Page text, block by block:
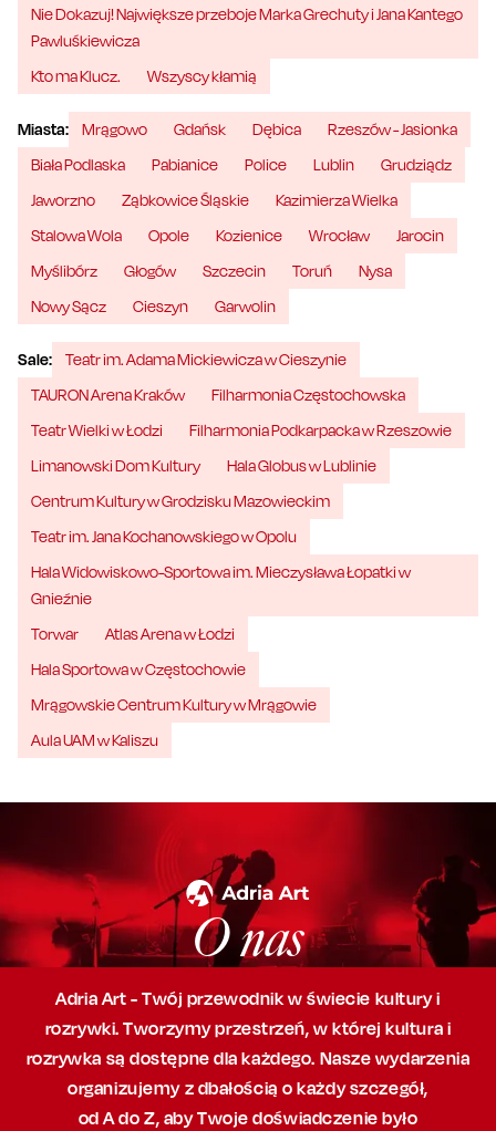
Nie Dokazuj! Największe przeboje Marka Grechuty i Jana Kantego
Pawluśkiewicza
Kto ma Klucz.
Wszyscy kłamią
Miasta: Mrągowo Gdańsk Dębica
Rzeszów - Jasionka
Biała Podlaska
Pabianice Police Lublin
Grudziądz
Jaworzno
Ząbkowice Śląskie
Kazimierza Wielka
Stalowa Wola
Opole Kozienice Wrocław
Jarocin
Myślibórz
Głogów Szczecin Toruń
Nysa
Nowy Sącz
Cieszyn Garwolin
Sale:
Teatr im. Adama Mickiewicza w Cieszynie
TAURON Arena Kraków
Filharmonia Częstochowska
Teatr Wielki w Łodzi
Filharmonia Podkarpacka w Rzeszowie
Limanowski Dom Kultury
Hala Globus w Lublinie
Centrum Kultury w Grodzisku Mazowieckim
Teatr im. Jana Kochanowskiego w Opolu
Hala Widowiskowo-Sportowa im. Mieczysława Łopatki w
Gnieźnie
Torwar
Atlas Arena w Łodzi
Hala Sportowa w Częstochowie
Mrągowskie Centrum Kultury w Mrągowie
Aula UAM w Kaliszu
O nas
Adria Art - Twój przewodnik w świecie kultury i
rozrywki. Tworzymy przestrzeń,w której kultura i
rozrywka są dostępne dla każdego. Nasze wydarzenia
organizujemy z dbałością o każdy szczegół,
od A do Z, abyTwoje doświadczenie było